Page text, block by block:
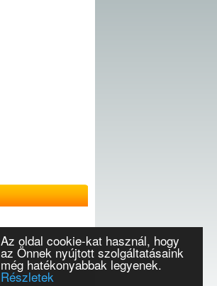
Az oldal cookie-kat használ, hogy
az Önnek nyújtott szolgáltatásaink
még hatékonyabbak legyenek.
Részletek